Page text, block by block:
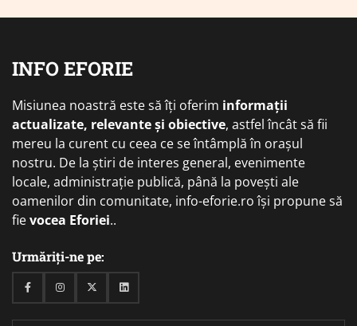
INFO EFORIE
Misiunea noastră este să îți oferim informații
actualizate, relevante și obiective, astfel încât să fii
mereu la curent cu ceea ce se întâmplă în orașul
nostru. De la știri de interes general, evenimente
locale, administrație publică, până la povești ale
oamenilor din comunitate, info-eforie.ro își propune să
fievocea Eforiei..
Urmăriți-ne pe:
FacebookInstagramTwitterLinkedin